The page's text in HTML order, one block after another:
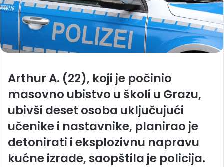
Arthur A. (22), koji je počinio
masovno ubistvo u školi u Grazu,
ubivši deset osoba uključujući
učenike i nastavnike, planirao je
detonirati i eksplozivnu napravu
kućne izrade, saopštila je policija.